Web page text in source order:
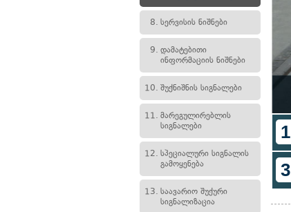
8. სერვისის ნიშნები
9. დამატებითი
ინფორმაციის ნიშნები
10. შუქნიშნის სიგნალები
11. მარეგულირებლის
სიგნალები
12. სპეციალური სიგნალის
გამოყენება
13. საავარიო შუქური
სიგნალიზაცია
1
3